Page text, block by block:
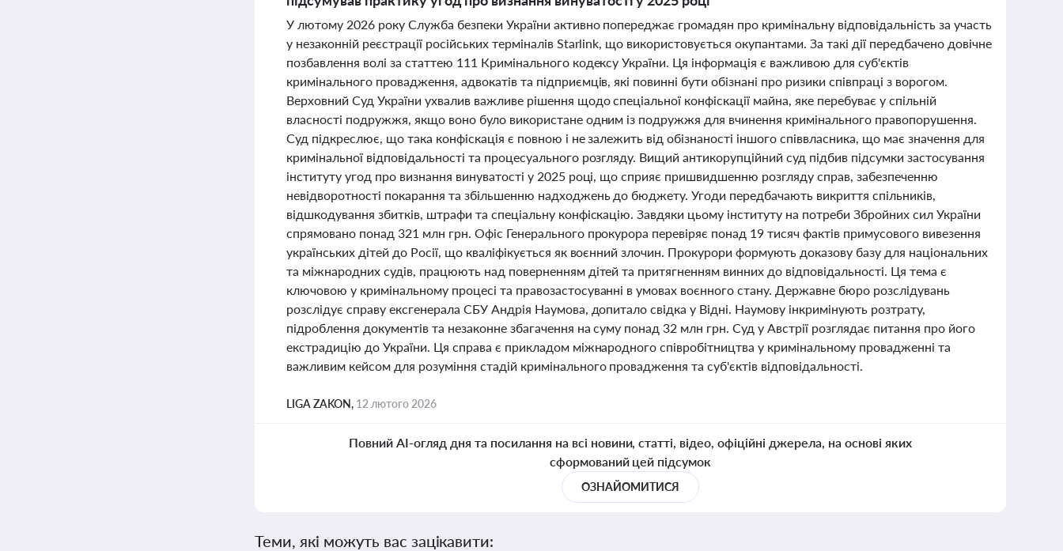
У лютому 2026 року Служба безпеки України активно попереджає громадян про кримінальну відповідальність за участь
у незаконній реєстрації російських терміналів Starlink, що використовується окупантами. За такі дії передбачено довічне
позбавлення волі за статтею 111 Кримінального кодексу України. Ця інформація є важливою для суб'єктів
кримінального провадження, адвокатів та підприємців, які повинні бути обізнані про ризики співпраці з ворогом.
Верховний Суд України ухвалив важливе рішення щодо спеціальної конфіскації майна, яке перебуває у спільній
власності подружжя, якщо воно було використане одним із подружжя для вчинення кримінального правопорушення.
Суд підкреслює, що така конфіскація є повною і не залежить від обізнаності іншого співвласника, що має значення для
кримінальної відповідальності та процесуального розгляду. Вищий антикорупційний суд підбив підсумки застосування
інституту угод про визнання винуватості у 2025 році, що сприяє пришвидшенню розгляду справ, забезпеченню
невідворотності покарання та збільшенню надходжень до бюджету. Угоди передбачають викриття спільників,
відшкодування збитків, штрафи та спеціальну конфіскацію. Завдяки цьому інституту на потреби Збройних сил України
спрямовано понад 321 млн грн. Офіс Генерального прокурора перевіряє понад 19 тисяч фактів примусового вивезення
українських дітей до Росії, що кваліфікується як воєнний злочин. Прокурори формують доказову базу для національних
та міжнародних судів, працюють над поверненням дітей та притягненням винних до відповідальності. Ця тема є
ключовою у кримінальному процесі та правозастосуванні в умовах воєнного стану. Державне бюро розслідувань
розслідує справу ексгенерала СБУ Андрія Наумова, допитало свідка у Відні. Наумову інкримінують розтрату,
підроблення документів та незаконне збагачення на суму понад 32 млн грн. Суд у Австрії розглядає питання про його
екстрадицію до України. Ця справа є прикладом міжнародного співробітництва у кримінальному провадженні та
важливим кейсом для розуміння стадій кримінального провадження та суб'єктів відповідальності.
LIGA ZAKON, 12 лютого 2026
Повний AI-огляд дня та посилання на всі новини, статті, відео, офіційні джерела, на основі яких
сформований цей підсумок
ОЗНАЙОМИТИСЯ
Теми, які можуть вас зацікавити: